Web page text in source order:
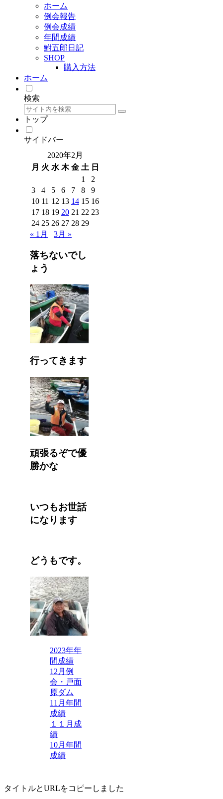
ホーム
例会報告
例会成績
年間成績
鮒五郎日記
SHOP
購入方法
ホーム
検索
トップ
サイドバー
2020年2月
月 火 水 木 金 土 日
1
2
3
4 5 6 7 8
9
10 11 12 13 14 15 16
17 18 19 20 21 22 23
24 25 26 27 28 29
« 1月
3月 »
落ちないでし
ょう
行ってきます
頑張るぞで優
勝かな
いつもお世話
になります
どうもです。
2023年年
間成績
12月例
会・戸面
原ダム
11月年間
成績
１１月成
績
10月年間
成績
タイトルとURLをコピーしました